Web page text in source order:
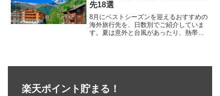
先18選
8月にベストシーズンを迎えるおすすめの
海外旅行先を、日数別でご紹介していま
す。夏は意外と台風があったり、熱帯の
楽天ポイント貯まる！